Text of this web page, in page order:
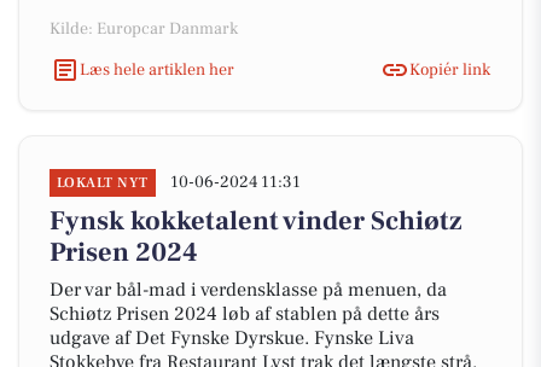
Kilde: Europcar Danmark
Læs hele artiklen her
Kopiér link
LOKALT NYT 10-06-2024 11:31
Fynsk kokketalent vinder Schiøtz
Prisen 2024
Der var bål-mad i verdensklasse på menuen, da
Schiøtz Prisen 2024 løb af stablen på dette års
udgave af Det Fynske Dyrskue. Fynske Liva
Stokkebye fra Restaurant Lyst trak det længste strå.